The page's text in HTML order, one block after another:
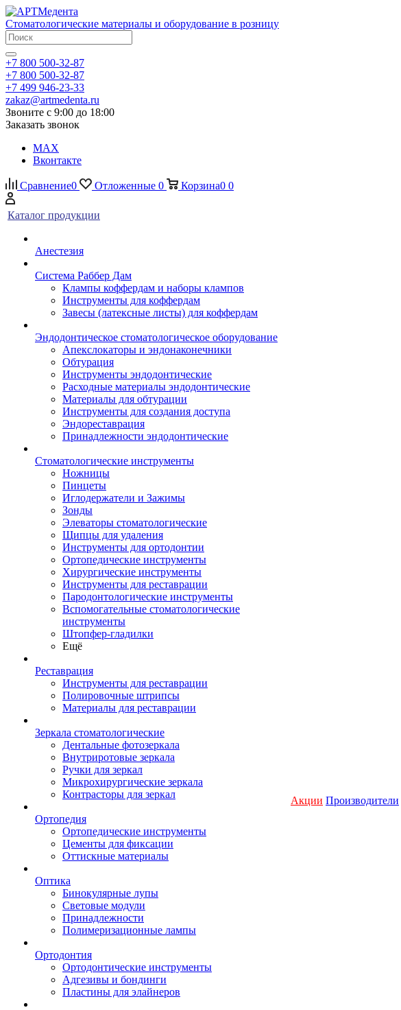
Стоматологические материалы и оборудование в розницу
+7 800 500-32-87
+7 800 500-32-87
+7 499 946-23-33
zakaz@artmedenta.ru
Звоните с 9:00 до 18:00
Заказать звонок
MAX
Вконтакте
Сравнение0 Отложенные 0 Корзина0 0
Каталог продукции
Анестезия
Система Раббер Дам
Клампы коффердам и наборы клампов
Инструменты для коффердам
Завесы (латексные листы) для коффердам
Эндодонтическое стоматологическое оборудование
Апекслокаторы и эндонаконечники
Обтурация
Инструменты эндодонтические
Расходные материалы эндодонтические
Материалы для обтурации
Инструменты для создания доступа
Эндореставрация
Принадлежности эндодонтические
Стоматологические инструменты
Ножницы
Пинцеты
Иглодержатели и Зажимы
Зонды
Элеваторы стоматологические
Щипцы для удаления
Инструменты для ортодонтии
Ортопедические инструменты
Хирургические инструменты
Инструменты для реставрации
Пародонтологические инструменты
Вспомогательные стоматологические
инструменты
Штопфер-гладилки
Ещё
Реставрация
Инструменты для реставрации
Полировочные штрипсы
Материалы для реставрации
Зеркала стоматологические
Дентальные фотозеркала
Внутриротовые зеркала
Ручки для зеркал
Микрохирургические зеркала
Контрасторы для зеркал
Ортопедия
Ортопедические инструменты
Цементы для фиксации
Оттискные материалы
Оптика
Бинокулярные лупы
Световые модули
Принадлежности
Полимеризационные лампы
Ортодонтия
Ортодонтические инструменты
Адгезивы и бондинги
Пластины для элайнеров
Акции Производители